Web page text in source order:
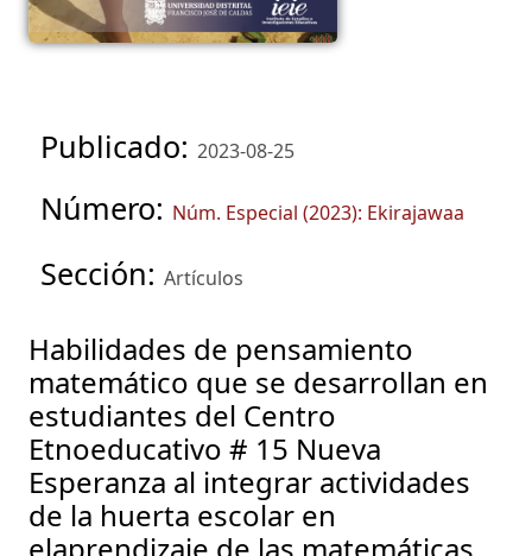
Publicado: 2023-08-25
Número: Núm. Especial (2023): Ekirajawaa
Sección: Artículos
Habilidades de pensamiento
matemático que se desarrollan en
estudiantes del Centro
Etnoeducativo # 15 Nueva
Esperanza al integrar actividades
de la huerta escolar en
elaprendizaje de las matemáticas